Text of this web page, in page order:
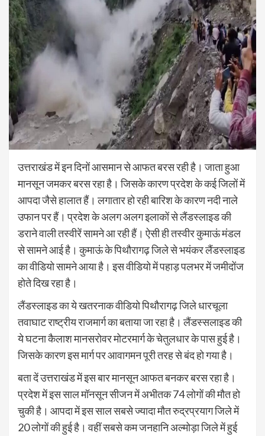
उत्तराखंड में इन दिनों आसमान से आफत बरस रही है। जाता हुआ
मानसून जमकर बरस रहा है। जिसके कारण प्रदेश के कई जिलों में
आपदा जैसे हालात हैं। लगातार हो रही बारिश के कारण नदी नाले
उफान पर हैं। प्रदेश के अलग अलग इलाकों से लैंडस्लाइड की
डराने वाली तस्वीरें सामने आ रही हैं। ऐसी ही तस्वीर कुमाऊं मंडल
से सामने आई है। कुमाऊं के पिथौरागढ़ जिले से भयंकर लैंडस्लाइड
का वीडियो सामने आया है। इस वीडियो में पहाड़ पलभर में जमीदोंज
होते दिख रहा है।
लैंडस्लाइड का ये खतरनाक वीडियो पिथौरागढ़ जिले धारचूला
तवाघाट राष्ट्रीय राजमार्ग का बताया जा रहा है। लैंडस्सलाइड की
ये घटना कैलाश मानसरोवर मोटरमार्ग के चेतुलधार के पास हुई है।
जिसके कारण इस मार्ग पर आवागमन पूरी तरह से बंद हो गया है।
बता दें उत्तराखंड में इस बार मानसून आफत बनकर बरस रहा है।
प्रदेश में इस साल मॉनसून सीजन में अभीतक 74 लोगों की मौत हो
चुकी है। आपदा में इस साल सबसे ज्यादा मौत रुद्रप्रयाग जिले में
20 लोगों की हुई है। वहीं सबसे कम जनहानि अल्मोड़ा जिले में हुई